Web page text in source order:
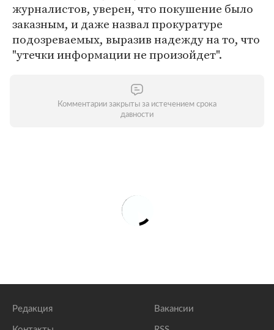
журналистов, уверен, что покушение было
заказным, и даже назвал прокуратуре
подозреваемых, выразив надежду на то, что
"утечки информации не произойдет".
Комментарии закрыты за истечением срока
давности
Редакция Вакансии